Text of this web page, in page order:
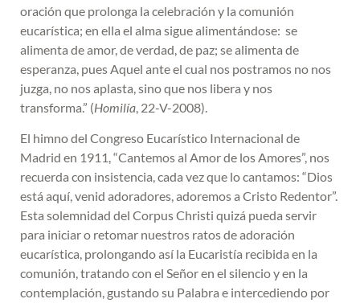
oración que prolonga la celebración y la comunión
eucarística; en ella el alma sigue alimentándose: se
alimenta de amor, de verdad, de paz; se alimenta de
esperanza, pues Aquel ante el cual nos postramos no nos
juzga, no nos aplasta, sino que nos libera y nos
transforma.” (Homilía, 22-V-2008).
El himno del Congreso Eucarístico Internacional de
Madrid en 1911, “Cantemos al Amor de los Amores”, nos
recuerda con insistencia, cada vez que lo cantamos: “Dios
está aquí, venid adoradores, adoremos a Cristo Redentor”.
Esta solemnidad del Corpus Christi quizá pueda servir
para iniciar o retomar nuestros ratos de adoración
eucarística, prolongando así la Eucaristía recibida en la
comunión, tratando con el Señor en el silencio y en la
contemplación, gustando su Palabra e intercediendo por